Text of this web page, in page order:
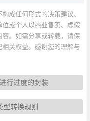
成任何形式的决策建议、
或个人以商业售卖、虚假
。如需分享或转载，请保
关权益。感谢您的理解与
行过度的封装
转换规则